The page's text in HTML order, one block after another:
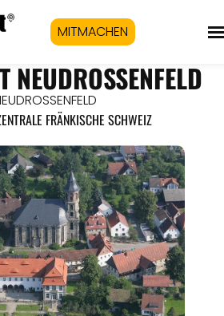
MITMACHEN
NEUDROSSENFELD
FRÄNKISCHE SCHWEIZ